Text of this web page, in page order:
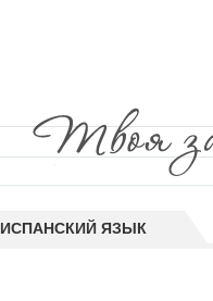
ИСПАНСКИЙ ЯЗЫК